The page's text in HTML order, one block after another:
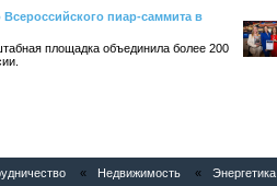
пиар-саммита в
площадка объединила более 200
« Недвижимость « Энергетика